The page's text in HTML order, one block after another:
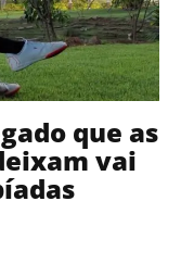
que as
vai